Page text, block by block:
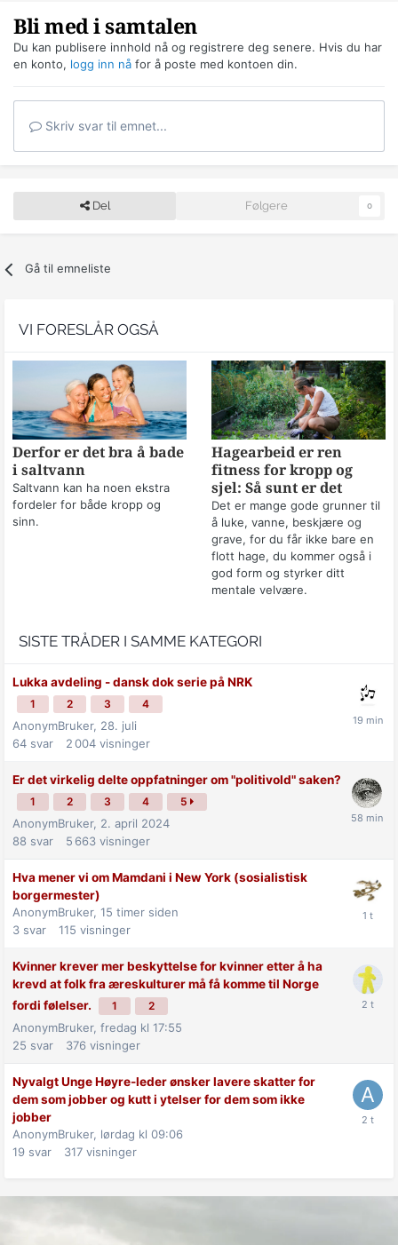
Bli med i samtalen
Du kan publisere innhold nå og registrere deg senere. Hvis du har
en konto, logg inn nå for å poste med kontoen din.
Skriv svar til emnet...
Del Følgere 0
Gå til emneliste
VI FORESLÅR OGSÅ
Derfor er det bra å bade
i saltvann
Saltvann kan ha noen ekstra
fordeler for både kropp og
sinn.
Hagearbeid er ren
fitness for kropp og
sjel: Så sunt er det
Det er mange gode grunner til
å luke, vanne, beskjære og
grave, for du får ikke bare en
flott hage, du kommer også i
god form og styrker ditt
mentale velvære.
SISTE TRÅDER I SAMME KATEGORI
Lukka avdeling - dansk dok serie på NRK
1 2 3 4
AnonymBruker, 28. juli
64 svar 2 004 visninger
Er det virkelig delte oppfatninger om "politivold" saken?
1 2 3 4 5
AnonymBruker, 2. april 2024
88 svar 5 663 visninger
Hva mener vi om Mamdani i New York (sosialistisk
borgermester)
AnonymBruker, 15 timer siden
3 svar 115 visninger
Kvinner krever mer beskyttelse for kvinner etter å ha
krevd at folk fra æreskulturer må få komme til Norge
fordi følelser.
1 2
AnonymBruker, fredag kl 17:55
25 svar 376 visninger
Nyvalgt Unge Høyre-leder ønsker lavere skatter for
dem som jobber og kutt i ytelser for dem som ikke
jobber
AnonymBruker, lørdag kl 09:06
19 svar 317 visninger